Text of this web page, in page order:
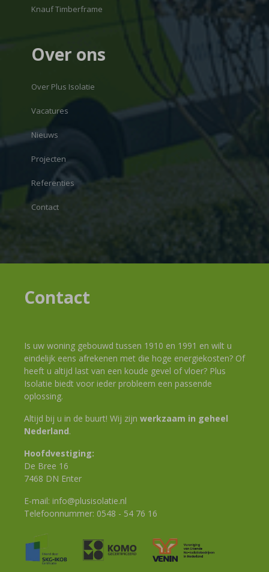
Knauf Timberframe
Over ons
Over Plus Isolatie
Vacatures
Nieuws
Projecten
Referenties
Contact
Contact
Is uw woning gebouwd tussen 1910 en 1991 en wilt u
eindelijk eens afrekenen met die hoge energiekosten? Of
heeft u altijd last van een koude gevel of vloer? Plus
Isolatie biedt voor ieder probleem een passende
oplossing.
Altijd bij u in de buurt! Wij zijn werkzaam in geheel
Nederland.
Hoofdvestiging:
De Bree 16
7468 DN Enter
E-mail: info@plusisolatie.nl
Telefoonnummer: 0548 - 54 76 16